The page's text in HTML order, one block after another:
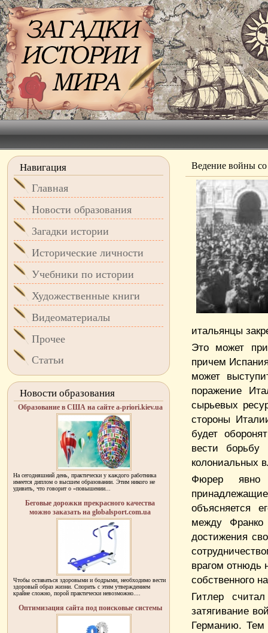
Ведение войны
итальянцы
Это может
причем
может
поражение
сырьевых
стороны
будет
вести борьбу
колониальных
Фюрер явно
объясняется
между
достижения
врагом отнюдь
собственного
Гитлер
затягивание
Германию. Тем
Навигация
Главная
Новости образования
Загадки истории
Исторические личности
Учебники по истории
Художественные книги
Видеоматериалы
Прочее
Статьи
Новости образования
Образование в США на сайте a-priori.kiev.ua
На сегодняшний день, практически у каждого работника
имеется диплом о высшем образовании. Этим никого не
удивить, что говорит о «повышении...
Беговые дорожки прекрасного качества
можно заказать на globalsport.com.ua
Чтобы оставаться здоровыми и бодрыми, необходимо вести
здоровый образ жизни. Спорить с этим утверждением
крайне сложно, порой практически невозможно....
Оптимизация сайта под поисковые системы